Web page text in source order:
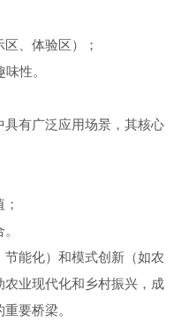
、体验区）；
性。
有广泛应用场景，其核心
能化）和模式创新（如农
业现代化和乡村振兴，成
要桥梁。